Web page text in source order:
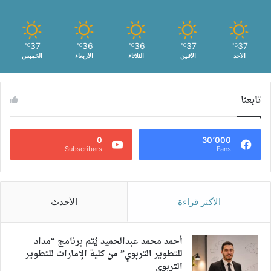
37
℃
الأحد
37
℃
الأثنين
36
℃
الثلاثاء
36
℃
الأربعاء
37
℃
الخميس
تابعنا
30٬000
Fans
0
Subscribers
الأكثر قراءة الأحدث
أحمد محمد عبدالحميد يُتم برنامج “مداد
للتطوير التربوي” من كلية الإمارات للتطوير
التربوي